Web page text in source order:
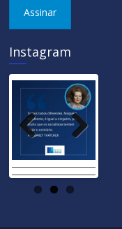
Assinar
Instagram
ous